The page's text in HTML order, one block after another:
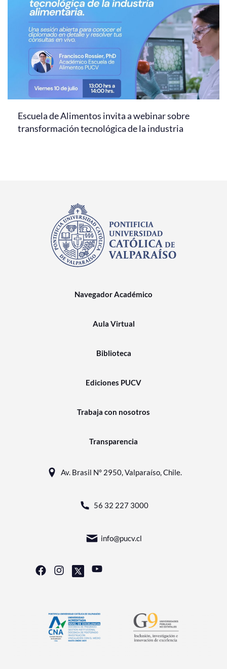
Escuela de Alimentos invita a webinar sobre
transformación tecnológica de la industria
Navegador Académico
Aula Virtual
Biblioteca
Ediciones PUCV
Trabaja con nosotros
Transparencia
Av. Brasil N° 2950, Valparaíso, Chile.
56 32 227 3000
info@pucv.cl